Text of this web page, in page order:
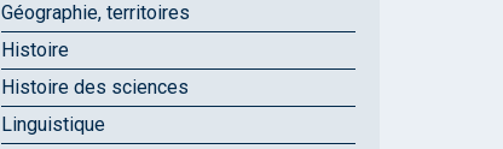
Géographie, territoires
Histoire
Histoire des sciences
Linguistique